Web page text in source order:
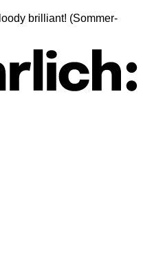
brilliant! (Sommer-